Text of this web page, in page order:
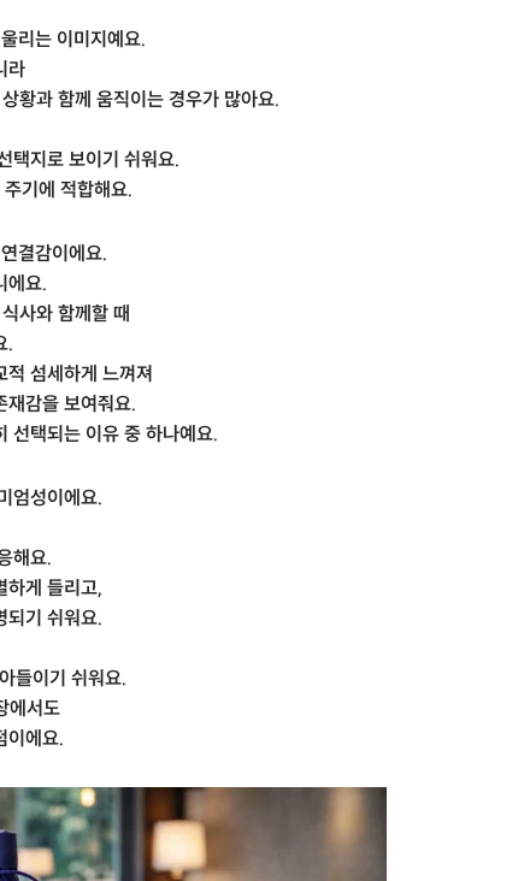
리는 이미지예요.
라
황과 함께 움직이는 경우가 많아요.
택지로 보이기 쉬워요.
기에 적합해요.
결감이에요.
에요.
사와 함께할 때
.
섬세하게 느껴져
재감을 보여줘요.
선택되는 이유 중 하나예요.
엄성이에요.
해요.
하게 들리고,
되기 쉬워요.
들이기 쉬워요.
에서도
이에요.